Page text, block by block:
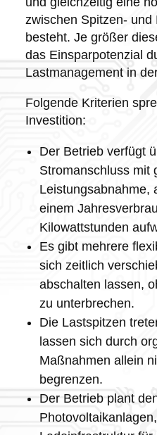
zwischen Spitzen- und
besteht. Je größer
das Einsparpotenzial
Lastmanagement in
Folgende Kriterien
Investition:
Der Betrieb verfügt
Stromanschluss mit
Leistungsabnahme,
einem
Kilowattstunden
Es gibt mehrere
sich zeitlich
abschalten lassen,
zu unterbrechen.
Die Lastspitzen
lassen sich durch
Maßnahmen allein
begrenzen.
Der Betrieb plant